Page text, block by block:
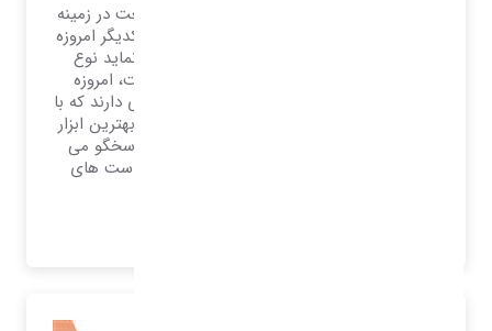
با توجه به توسعه شرکت ها و بزرگ شدن صنعت در زمینه
های مختلف و نزدیک شدن تکنولوژی ها به یکدیگر امروزه
آن چیزی که شرکت ها را از هم متمایز می نماید نوع
سرویس و خدمات پاسخگو به مشتریان است، امروزه
شرکت ها برای توسعه فروش خود نیاز به ابزاری دارند که با
آن بتوانند مشتریان خود را راضی نگاه دارند، بهترین ابزار
برای رضایت مندی مشتریان نرم افزارهای پاسخگو می
باشد، نرم افزار هایی که بتوانند تمامی درخواست های